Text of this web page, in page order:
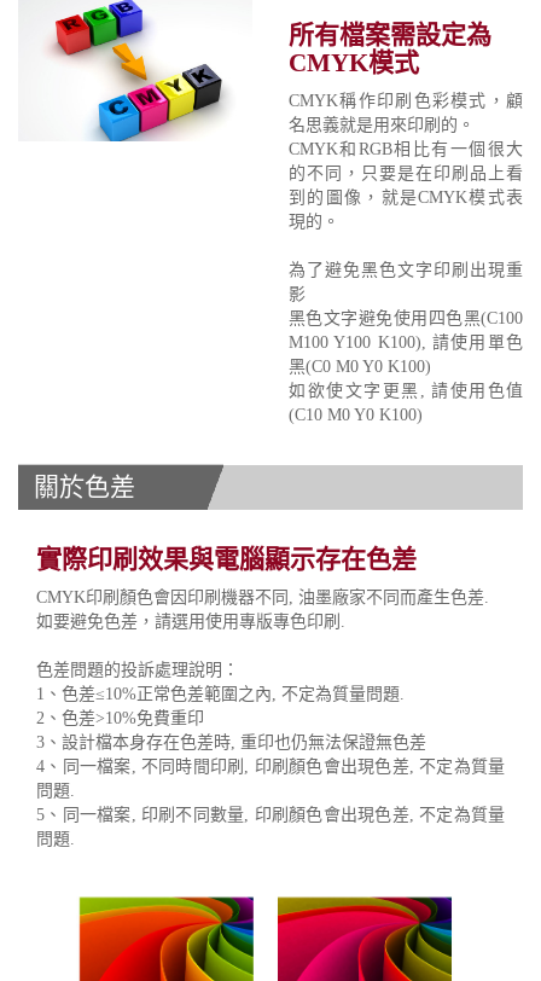
所有檔案需設定為
CMYK模式
CMYK稱作印刷色彩模式，顧
名思義就是用來印刷的。
CMYK和RGB相比有一個很大
的不同，只要是在印刷品上看
到的圖像，就是CMYK模式表
現的。
為了避免黑色文字印刷出現重
影
黑色文字避免使用四色黑(C100
M100 Y100 K100), 請使用單色
黑(C0 M0 Y0 K100)
如欲使文字更黑, 請使用色值
(C10 M0 Y0 K100)
關於色差
實際印刷效果與電腦顯示存在色差
CMYK印刷顏色會因印刷機器不同, 油墨廠家不同而產生色差.
如要避免色差，請選用使用專版專色印刷.
色差問題的投訴處理說明：
1、色差≤10%正常色差範圍之內, 不定為質量問題.
2、色差>10%免費重印
3、設計檔本身存在色差時, 重印也仍無法保證無色差
4、同一檔案, 不同時間印刷, 印刷顏色會出現色差, 不定為質量
問題.
5、同一檔案, 印刷不同數量, 印刷顏色會出現色差, 不定為質量
問題.